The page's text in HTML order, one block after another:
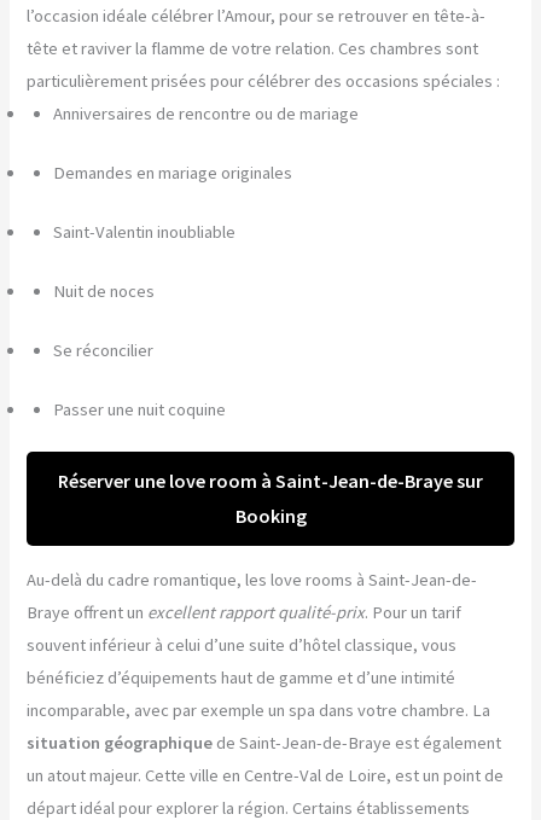
l’occasion idéale célébrer l’Amour, pour se retrouver en tête-à-
tête et raviver la flamme de votre relation. Ces chambres sont
particulièrement prisées pour célébrer des occasions spéciales :
Anniversaires de rencontre ou de mariage
Demandes en mariage originales
Saint-Valentin inoubliable
Nuit de noces
Se réconcilier
Passer une nuit coquine
Réserver une love room à Saint-Jean-de-Braye sur
Booking
Au-delà du cadre romantique, les love rooms à Saint-Jean-de-
Braye offrent un excellent rapport qualité-prix. Pour un tarif
souvent inférieur à celui d’une suite d’hôtel classique, vous
bénéficiez d’équipements haut de gamme et d’une intimité
incomparable, avec par exemple un spa dans votre chambre. La
situation géographique de Saint-Jean-de-Braye est également
un atout majeur. Cette ville en Centre-Val de Loire, est un point de
départ idéal pour explorer la région. Certains établissements